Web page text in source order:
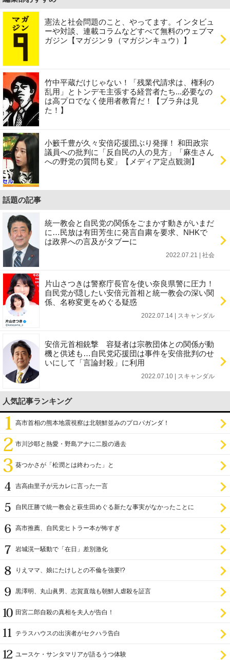
憲法と社会問題のこと、やってます。インタビュ
ーや対談、連載コラムなどすべて無料のウェブマ
ガジン【マガジン９（マガジンキュウ）】
竹中平蔵だけじゃない！「残業代請求は、権利の
乱用」とトンデモ主張する経営者たち...必要なの
は高プロでなく使用者教育だ！【ブラ弁は見
た！】
小籔千豊が久々安倍応援団ぶり発揮！ 和田政宗
議員への批判に「反自民の人の見方」「麻生さん
への野党の質問も変」【メディア定点観測】
話題の記事
統一教会と自民党の関係をごまかす動きがいまだ
に…民放は有田芳生に発言自粛を要求、NHKで
は政界への言及がタブーに
2022.07.21 | 社会
片山さつきは警察庁長官を使い奈良県警に圧力！
自民党が隠したい安倍元首相と統一教会の深い関
係、名称変更をめぐる疑惑
2022.07.14 | スキャンダル
安倍元首相銃撃 容疑者は宗教団体との関係が動
機と供述も…自民党応援団は事件を安倍批判のせ
いにして「言論封殺」に利用
2022.07.10 | スキャンダル
人気記事ランキング
高市首相の熊本地震視察は北朝鮮並みのプロパガンダ！
市川沙耶と熱愛・野島アナに二股の過去
葵つかさが「松潤とは終わった」と
吉高由里子が元カレに言った一言
自民圧勝で統一教会と萩生田めぐる新たな事実がなかったことに
高市推薦、自民党ヒトラー本が怖すぎ
岩城滉一騒動で「在日」差別激化
りえママ、娘にたけしとの不倫を強要!?
黒澤明、丸山眞男、志賀直哉も朝鮮人虐殺を証言
田宮二郎自殺の真相を夫人が告白！
テラスハウスの出演者がセクハラ告白
ユースケ・サンタマリアが語るうつ体験